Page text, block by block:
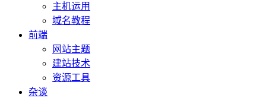
主机运用
域名教程
前端
网站主题
建站技术
资源工具
杂谈